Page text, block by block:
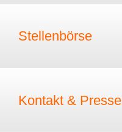
Stellenbörse
Kontakt & Presse